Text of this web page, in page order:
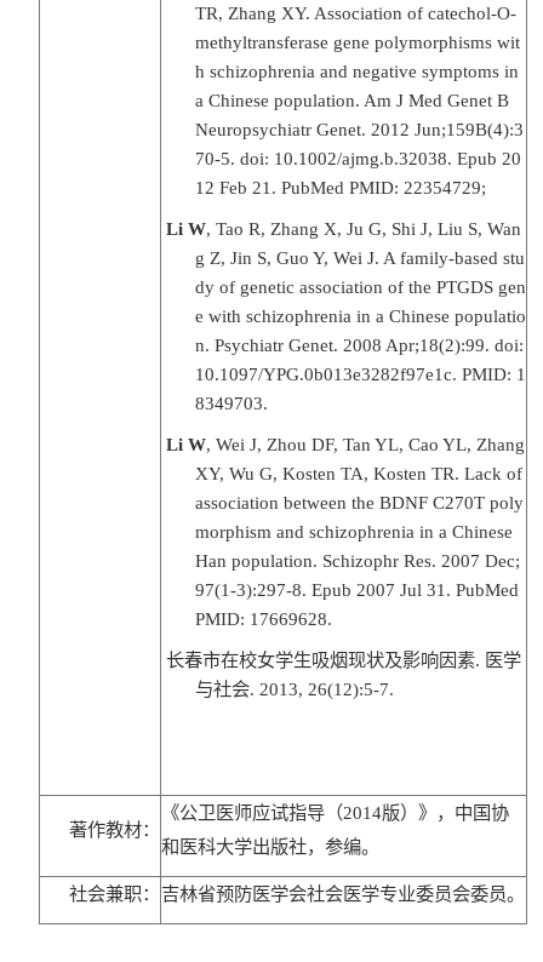
TR, Zhang XY. Association of catechol-O-
methyltransferase gene polymorphisms wit
h schizophrenia and negative symptoms in
a Chinese population. Am J Med Genet B
Neuropsychiatr Genet. 2012 Jun;159B(4):3
70-5. doi: 10.1002/ajmg.b.32038. Epub 20
12 Feb 21. PubMed PMID: 22354729;
Li W, Tao R, Zhang X, Ju G, Shi J, Liu S, Wan
g Z, Jin S, Guo Y, Wei J. A family-based stu
dy of genetic association of the PTGDS gen
e with schizophrenia in a Chinese populatio
n. Psychiatr Genet. 2008 Apr;18(2):99. doi:
10.1097/YPG.0b013e3282f97e1c. PMID: 1
8349703.
Li W, Wei J, Zhou DF, Tan YL, Cao YL, Zhang
XY, Wu G, Kosten TA, Kosten TR. Lack of
association between the BDNF C270T poly
morphism and schizophrenia in a Chinese
Han population. Schizophr Res. 2007 Dec;
97(1-3):297-8. Epub 2007 Jul 31. PubMed
PMID: 17669628.
长春市在校女学生吸烟现状及影响因素. 医学
与社会. 2013, 26(12):5-7.
著作教材：
《公卫医师应试指导（2014版）》，中国协
和医科大学出版社，参编。
社会兼职： 吉林省预防医学会社会医学专业委员会委员。